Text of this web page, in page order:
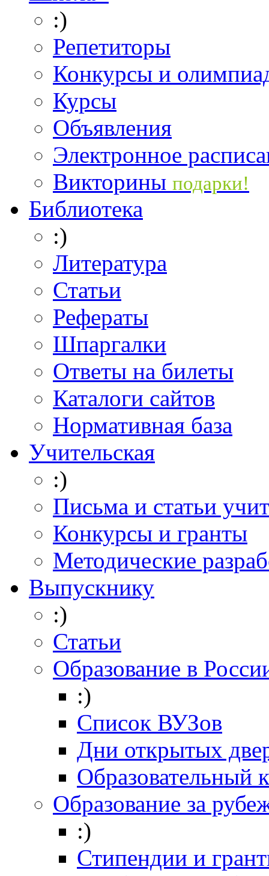
:)
Репетиторы
Конкурсы и
Курсы
Объявления
Электронное
Викторины подарки!
Библиотека
:)
Литература
Статьи
Рефераты
Шпаргалки
Ответы на билеты
Каталоги сайтов
Нормативная база
Учительская
:)
Письма и статьи
Конкурсы и гранты
Методические
Выпускнику
:)
Статьи
Образование в
:)
Список ВУЗов
Дни открытых
Образовательный
Образование за
:)
Стипендии и